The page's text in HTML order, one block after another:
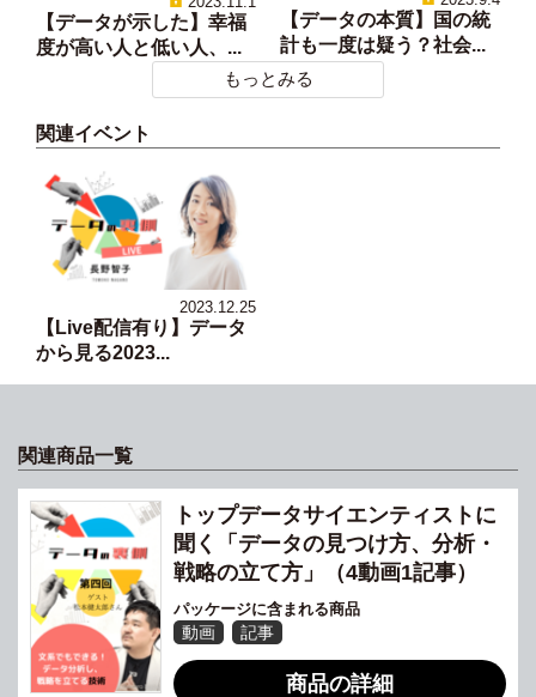
【データが示した】幸福
度が高い人と低い人、...
【データの本質】国の統
計も一度は疑う？社会...
もっとみる
関連イベント
2023.12.25
【Live配信有り】データ
から見る2023...
関連商品一覧
トップデータサイエンティストに
聞く「データの見つけ方、分析・
戦略の立て方」（4動画1記事）
パッケージに含まれる商品
動画 記事
商品の詳細